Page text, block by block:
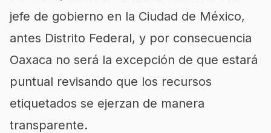
jefe de gobierno en la Ciudad de México,
antes Distrito Federal, y por consecuencia
Oaxaca no será la excepción de que estará
puntual revisando que los recursos
etiquetados se ejerzan de manera
transparente.